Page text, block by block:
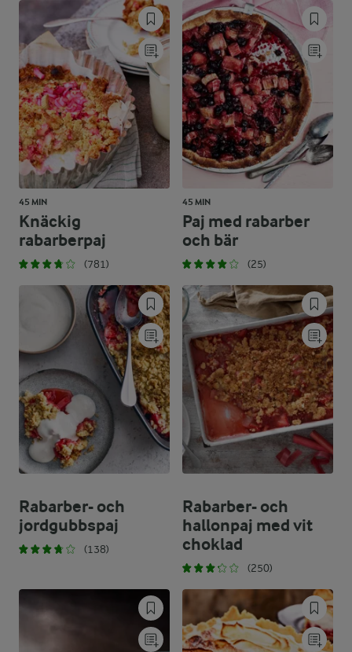
45 MIN
Knäckig
rabarberpaj
(781)
45 MIN
Paj med rabarber
och bär
(25)
Rabarber- och
jordgubbspaj
(138)
Rabarber- och
hallonpaj med vit
choklad
(250)